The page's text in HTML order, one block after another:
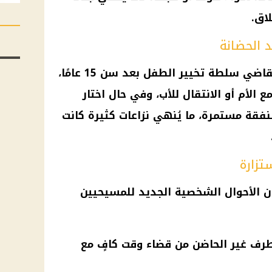
أوضح جبرائيل أن القانون يمنح القاضي سلطة تخيير الطفل بعد سن 15 عامًا،
الأم أو الانتقال للأب، وفي حال اختار
مستمرة، ما يُنهي نزاعات كثيرة كانت
الأحوال الشخصية الجديد للمسيحيين
غير الحاضن من قضاء وقت كافٍ مع